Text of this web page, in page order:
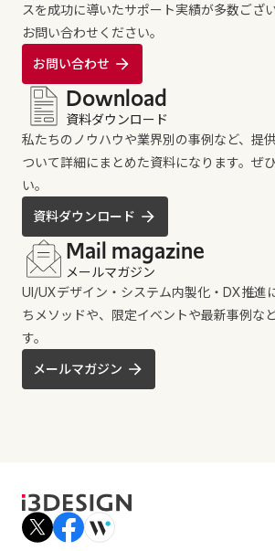
スを成功に導いたサポート実績が多数ござ
お問い合わせください。
お問い合わせ
Download
資料ダウンロード
私たちのノウハウや業界別の事例など、提
ついて詳細にまとめた資料になります。ぜ
い。
資料ダウンロード
Mail magazine
メールマガジン
UI/UXデザイン・システム内製化・DX推進
ちメソッドや、限定イベントや最新事例な
す。
メールマガジン